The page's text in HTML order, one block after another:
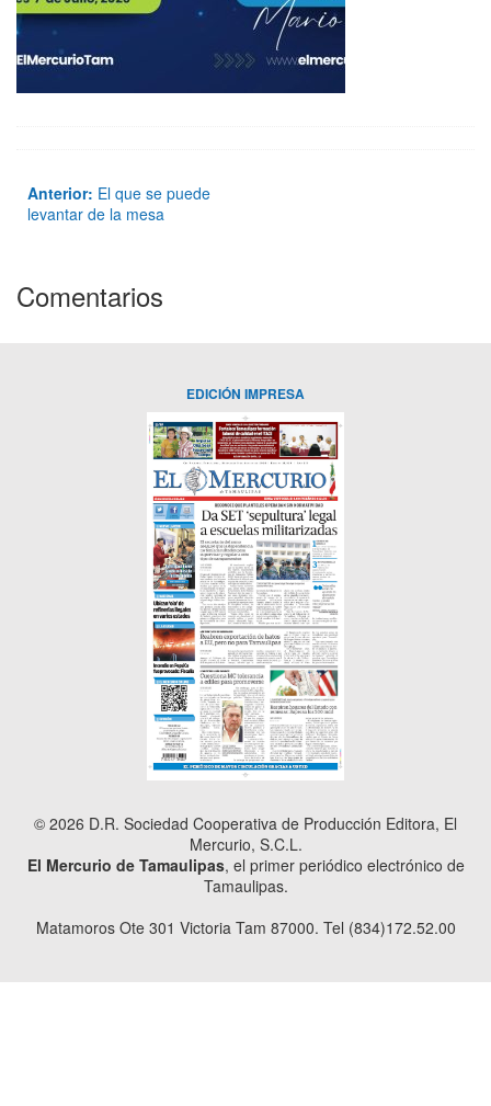
Anterior: El que se puede
levantar de la mesa
Comentarios
EDICIÓN IMPRESA
© 2026 D.R. Sociedad Cooperativa de Producción Editora, El
Mercurio, S.C.L.
El Mercurio de Tamaulipas, el primer periódico electrónico de
Tamaulipas.
Matamoros Ote 301 Victoria Tam 87000. Tel (834)172.52.00